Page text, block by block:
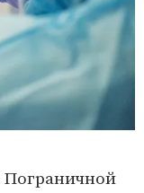
Пограничной